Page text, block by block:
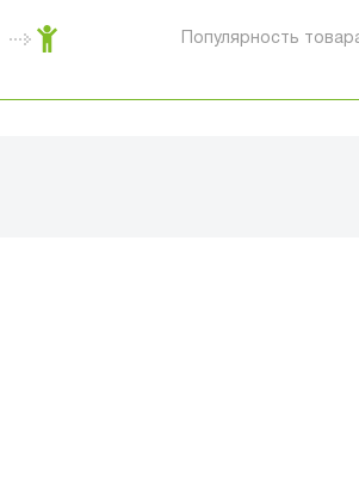
005D01)
Популярность